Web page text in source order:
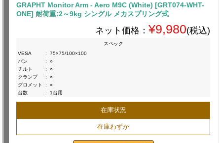
GRAPHT Monitor Arm - Aero M9C (White) [GRT074-WHT-
ONE] 耐荷重:2～9kg シングル メカスプリング式
ネット価格： ¥9,980(税込)
スペック
VESA
:
75×75/100×100
パン
:
○
チルト
:
○
クランプ
:
○
グロメット
:
○
台数
: 1台用
在庫状況
在庫わずか